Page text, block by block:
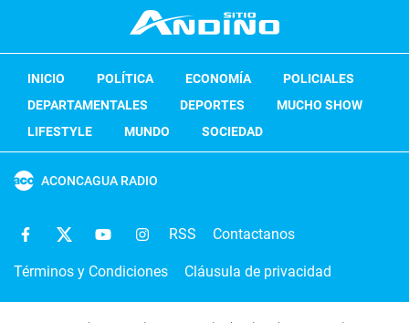
INICIO POLÍTICA ECONOMÍA
POLICIALES
DEPARTAMENTALES
DEPORTES
MUCHO SHOW
LIFESTYLE
MUNDO SOCIEDAD
ACONCAGUA RADIO
RSS Contactanos
Términos y Condiciones Cláusula de privacidad